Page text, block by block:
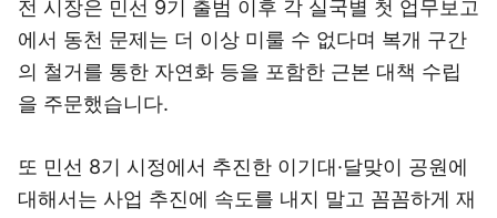
전 시장은 민선 9기 출범 이후 각 실국별 첫 업무보고
에서 동천 문제는 더 이상 미룰 수 없다며 복개 구간
의 철거를 통한 자연화 등을 포함한 근본 대책 수립
을 주문했습니다.
또 민선 8기 시정에서 추진한 이기대·달맞이 공원에
대해서는 사업 추진에 속도를 내지 말고 꼼꼼하게 재